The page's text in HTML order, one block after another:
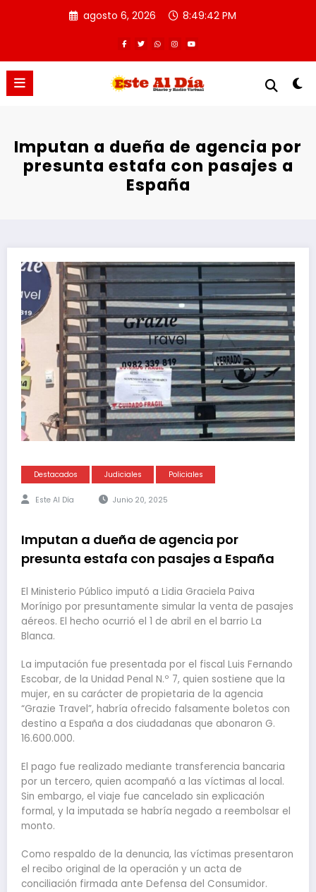
agosto 6, 2026 8:49:42 PM
Imputan a dueña de agencia por
presunta estafa con pasajes a
España
Destacados Judiciales Policiales
Este Al Día Junio 20, 2025
Imputan a dueña de agencia por
presunta estafa con pasajes a España
El Ministerio Público imputó a Lidia Graciela Paiva
Morínigo por presuntamente simular la venta de pasajes
aéreos. El hecho ocurrió el 1 de abril en el barrio La
Blanca.
La imputación fue presentada por el fiscal Luis Fernando
Escobar, de la Unidad Penal N.º 7, quien sostiene que la
mujer, en su carácter de propietaria de la agencia
“Grazie Travel”, habría ofrecido falsamente boletos con
destino a España a dos ciudadanas que abonaron G.
16.600.000.
El pago fue realizado mediante transferencia bancaria
por un tercero, quien acompañó a las víctimas al local.
Sin embargo, el viaje fue cancelado sin explicación
formal, y la imputada se habría negado a reembolsar el
monto.
Como respaldo de la denuncia, las víctimas presentaron
el recibo original de la operación y un acta de
conciliación firmada ante Defensa del Consumidor.